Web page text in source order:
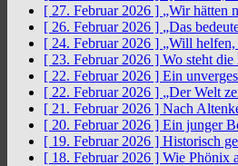
[ 27. Februar 2026 ] „Wir hätten
[ 26. Februar 2026 ] „Das
[ 24. Februar 2026 ] „Will helfen,
[ 23. Februar 2026 ] Wo steht die
[ 22. Februar 2026 ] Ein
[ 22. Februar 2026 ] „Der Welt
[ 21. Februar 2026 ] Nach
[ 20. Februar 2026 ] Ein junger
[ 19. Februar 2026 ] Historisch
[ 18. Februar 2026 ] Wie Phönix